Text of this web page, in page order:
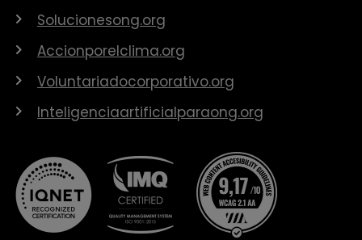
Solucionesong.org
Accionporelclima.org
Voluntariadocorporativo.org
Inteligenciaartificialparaong.org